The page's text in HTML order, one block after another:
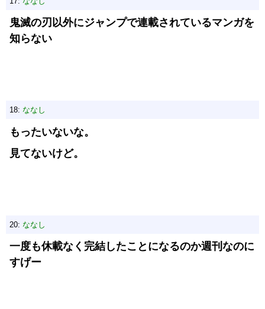
鬼滅の刃以外にジャンプで連載されているマンガを
知らない
18: ななし
もったいないな。
見てないけど。
20: ななし
一度も休載なく完結したことになるのか週刊なのに
すげー